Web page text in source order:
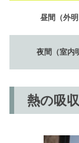
昼間（外明
夜間（室内
熱の吸